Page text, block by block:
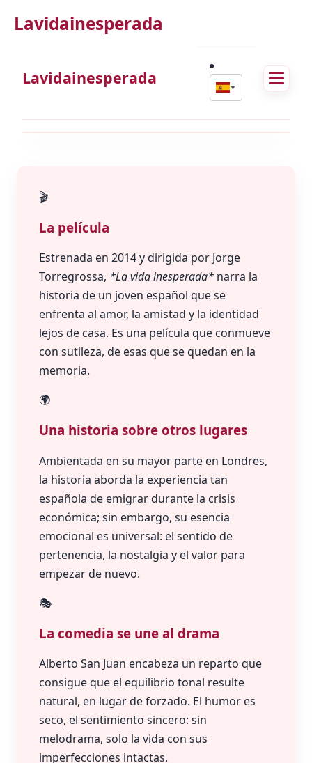
Lavidainesperada
Lavidainesperada ▼
🎬
La película
Estrenada en 2014 y dirigida por Jorge
Torregrossa, *La vida inesperada* narra la
historia de un joven español que se
enfrenta al amor, la amistad y la identidad
lejos de casa. Es una película que conmueve
con sutileza, de esas que se quedan en la
memoria.
🌍
Una historia sobre otros lugares
Ambientada en su mayor parte en Londres,
la historia aborda la experiencia tan
española de emigrar durante la crisis
económica; sin embargo, su esencia
emocional es universal: el sentido de
pertenencia, la nostalgia y el valor para
empezar de nuevo.
🎭
La comedia se une al drama
Alberto San Juan encabeza un reparto que
consigue que el equilibrio tonal resulte
natural, en lugar de forzado. El humor es
seco, el sentimiento sincero: sin
melodrama, solo la vida con sus
imperfecciones intactas.